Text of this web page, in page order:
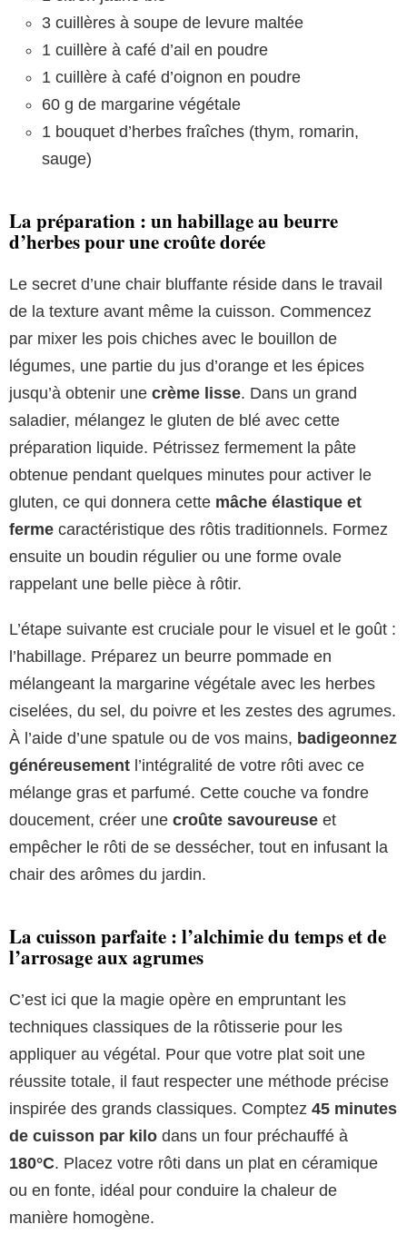
3 cuillères à soupe de levure maltée
1 cuillère à café d’ail en poudre
1 cuillère à café d’oignon en poudre
60 g de margarine végétale
1 bouquet d’herbes fraîches (thym, romarin,
sauge)
La préparation : un habillage au beurre
d’herbes pour une croûte dorée
Le secret d’une chair bluffante réside dans le travail
de la texture avant même la cuisson. Commencez
par mixer les pois chiches avec le bouillon de
légumes, une partie du jus d’orange et les épices
jusqu’à obtenir une crème lisse. Dans un grand
saladier, mélangez le gluten de blé avec cette
préparation liquide. Pétrissez fermement la pâte
obtenue pendant quelques minutes pour activer le
gluten, ce qui donnera cette mâche élastique et
ferme caractéristique des rôtis traditionnels. Formez
ensuite un boudin régulier ou une forme ovale
rappelant une belle pièce à rôtir.
L’étape suivante est cruciale pour le visuel et le goût :
l’habillage. Préparez un beurre pommade en
mélangeant la margarine végétale avec les herbes
ciselées, du sel, du poivre et les zestes des agrumes.
À l’aide d’une spatule ou de vos mains, badigeonnez
généreusement l’intégralité de votre rôti avec ce
mélange gras et parfumé. Cette couche va fondre
doucement, créer une croûte savoureuse et
empêcher le rôti de se dessécher, tout en infusant la
chair des arômes du jardin.
La cuisson parfaite : l’alchimie du temps et de
l’arrosage aux agrumes
C’est ici que la magie opère en empruntant les
techniques classiques de la rôtisserie pour les
appliquer au végétal. Pour que votre plat soit une
réussite totale, il faut respecter une méthode précise
inspirée des grands classiques. Comptez 45 minutes
de cuisson par kilo dans un four préchauffé à
180°C. Placez votre rôti dans un plat en céramique
ou en fonte, idéal pour conduire la chaleur de
manière homogène.